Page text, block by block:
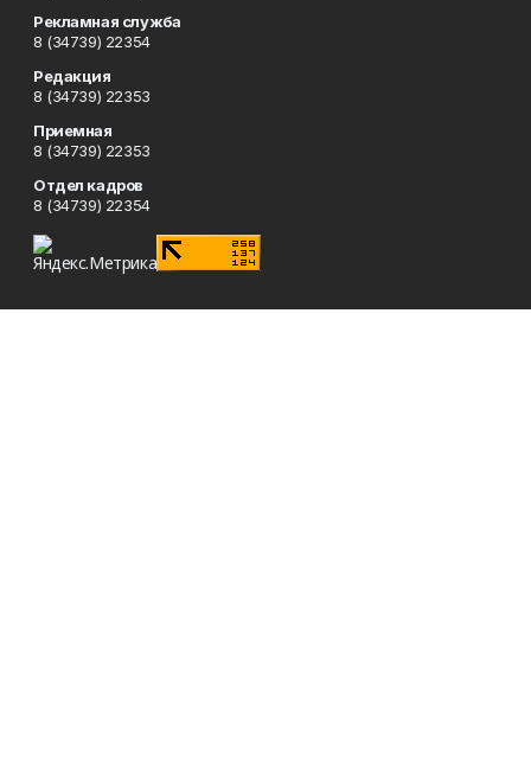
Рекламная служба
8 (34739) 22354
Редакция
8 (34739) 22353
Приемная
8 (34739) 22353
Отдел кадров
8 (34739) 22354